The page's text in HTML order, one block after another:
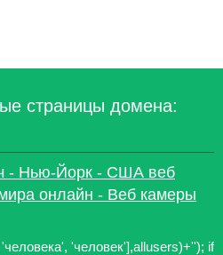
страницы домена:
- Нью-Йорк - США веб
онлайн - Веб камеры
'человек'],allusers)+''); if